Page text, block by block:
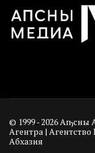
© 1999 - 2026 Аҧсны
Агентра |
Абхазия